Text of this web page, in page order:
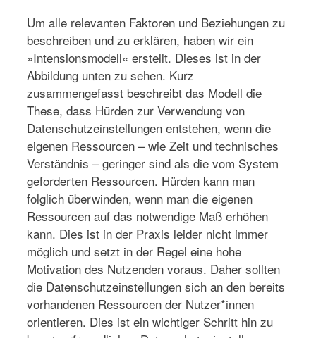
Um alle relevanten Faktoren und Beziehungen zu
beschreiben und zu erklären, haben wir ein
»Intensionsmodell« erstellt. Dieses ist in der
Abbildung unten zu sehen. Kurz
zusammengefasst beschreibt das Modell die
These, dass Hürden zur Verwendung von
Datenschutzeinstellungen entstehen, wenn die
eigenen Ressourcen – wie Zeit und technisches
Verständnis – geringer sind als die vom System
geforderten Ressourcen. Hürden kann man
folglich überwinden, wenn man die eigenen
Ressourcen auf das notwendige Maß erhöhen
kann. Dies ist in der Praxis leider nicht immer
möglich und setzt in der Regel eine hohe
Motivation des Nutzenden voraus. Daher sollten
die Datenschutzeinstellungen sich an den bereits
vorhandenen Ressourcen der Nutzer*innen
orientieren. Dies ist ein wichtiger Schritt hin zu